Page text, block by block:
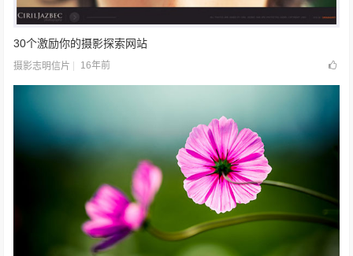
30个激励你的摄影探索网站
摄影志明信片 16年前